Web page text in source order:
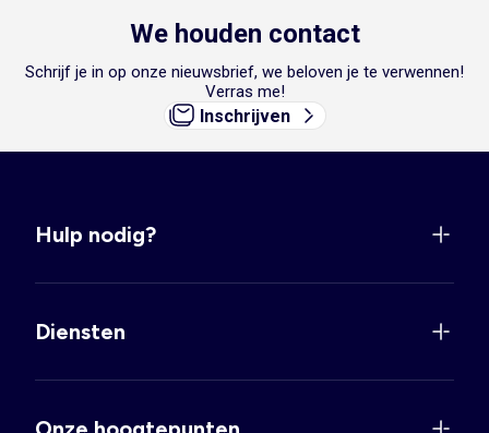
We houden contact
Schrijf je in op onze nieuwsbrief, we beloven je te verwennen!
Verras me!
Inschrijven
Hulp nodig?
Diensten